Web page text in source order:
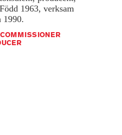
Född 1963, verksam
1990.